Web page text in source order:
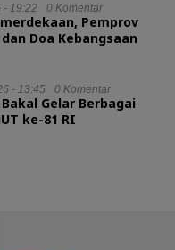
- 19:22 0 Komentar
Pemprov
Doa Kebangsaan
- 13:45 0 Komentar
Gelar Berbagai
ke-81 RI